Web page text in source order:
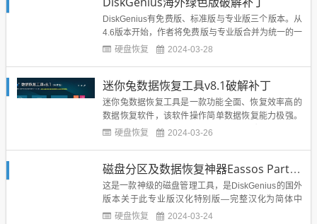
网盘 &nbs...
DiskGenius有免费版、标准版与专业版三个版本。从
4.6版本开始，作者将免费版与专业版合并为统一的一
个版本，不再单独发布免费版。合并后的版本，在未
免费版；购买注册后可以自动升级为标准版或专业
版。Disk...
硬盘恢复 2024-03-28
迷你兔数据恢复工具v8.1破解补丁
迷你兔数据恢复工具是一款功能全面、恢复效率高的
数据恢复软件，该软件操作简单数据恢复能力极强。
有免费版，但是有功能限制，该版本是破解免费版的
硬盘恢复 2024-03-26
磁盘分区及数据恢复神器Eassos PartitionGuru
这是一款神级的磁盘管理工具，是DiskGenius的国外
版本关于此专业版汉化特别版—完整汉化为简体中
文，纯净无任何个人信息，并调整界面不显示广告图
硬盘恢复 2024-03-24